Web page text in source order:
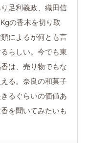
足利義政、織田信
の香木を切り取
によるが何とも言
らしい。今でも東
は、売り物でもな
る。奈良の和菓子
るぐらいの価値あ
を聞いてみたいも